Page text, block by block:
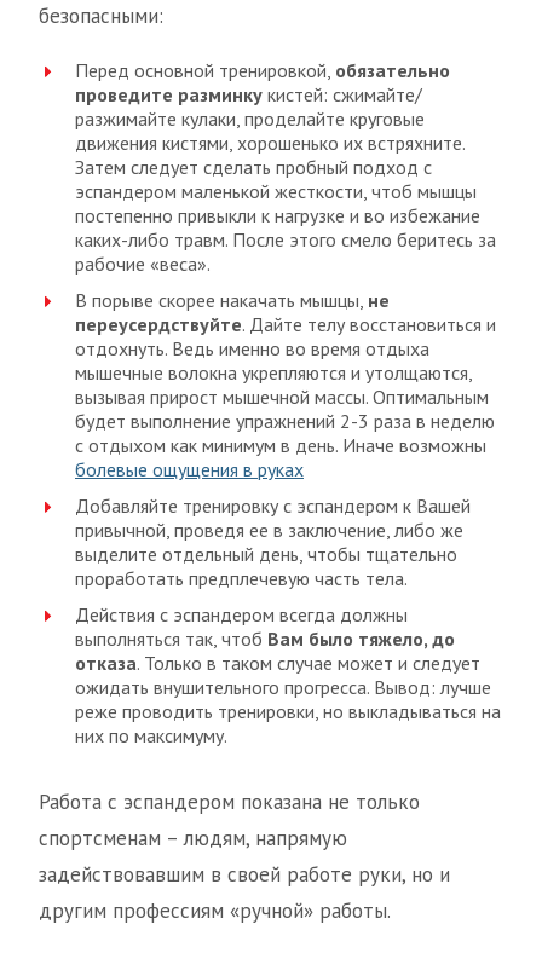
безопасными:
Перед основной тренировкой, обязательно
проведите разминку кистей: сжимайте/
разжимайте кулаки, проделайте круговые
движения кистями, хорошенько их встряхните.
Затем следует сделать пробный подход с
эспандером маленькой жесткости, чтоб мышцы
постепенно привыкли к нагрузке и во избежание
каких-либо травм. После этого смело беритесь за
рабочие «веса».
В порыве скорее накачать мышцы, не
переусердствуйте. Дайте телу восстановиться и
отдохнуть. Ведь именно во время отдыха
мышечные волокна укрепляются и утолщаются,
вызывая прирост мышечной массы. Оптимальным
будет выполнение упражнений 2-3 раза в неделю
с отдыхом как минимум в день. Иначе возможны
болевые ощущения в руках
Добавляйте тренировку с эспандером к Вашей
привычной, проведя ее в заключение, либо же
выделите отдельный день, чтобы тщательно
проработать предплечевую часть тела.
Действия с эспандером всегда должны
выполняться так, чтоб Вам было тяжело, до
отказа. Только в таком случае может и следует
ожидать внушительного прогресса. Вывод: лучше
реже проводить тренировки, но выкладываться на
них по максимуму.
Работа с эспандером показана не только
спортсменам – людям, напрямую
задействовавшим в своей работе руки, но и
другим профессиям «ручной» работы.